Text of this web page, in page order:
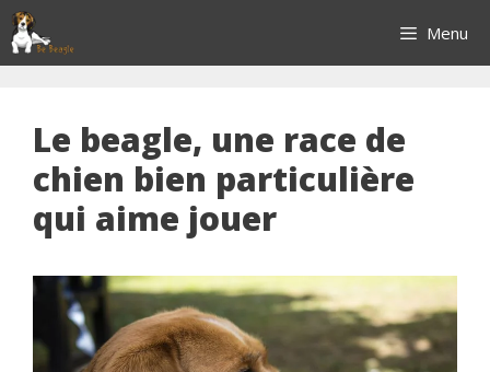
Aller
au
contenu
Menu
Le beagle, une race de
chien bien particulière
qui aime jouer